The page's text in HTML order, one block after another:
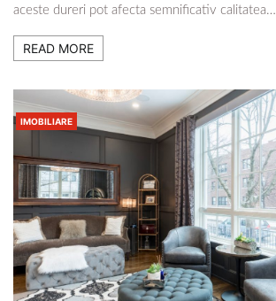
aceste dureri pot afecta semnificativ calitatea…
READ MORE
IMOBILIARE